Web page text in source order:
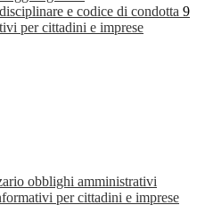
e codice di condotta 9
per cittadini e imprese
obblighi amministrativi
per cittadini e imprese